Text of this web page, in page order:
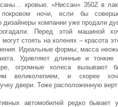
кровью. «Ниссан» 350Z в
покровом ночи, если бы
дизайнеры компании уже продали
Перед этой машиной
стоять на коленях – красота
Идеальные формы, масса
Удивляют длинные и тонкие
огромные колеса вызывают
великолепием, и скорее
двери. Тоже расположенную
автомобилей редко бывает